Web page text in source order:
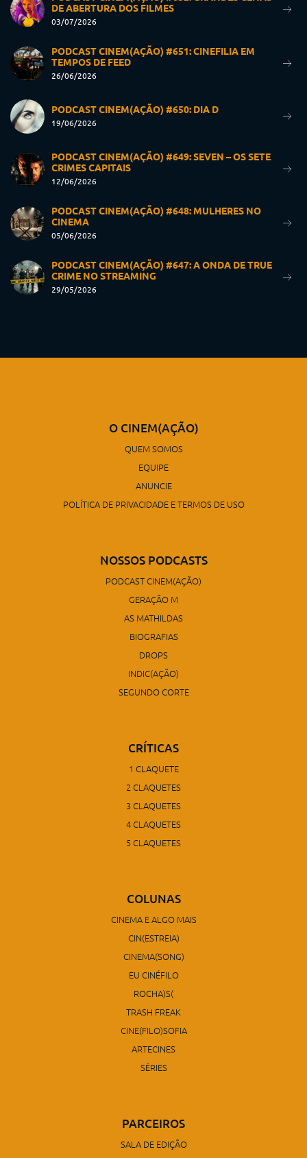
DE ABERTURA DOS FILMES
03/07/2026
PODCAST CINEM(AÇÃO) #651: CINEFILIA EM
TEMPOS DE FEED
26/06/2026
PODCAST CINEM(AÇÃO) #650: DIA D
19/06/2026
PODCAST CINEM(AÇÃO) #649: SEVEN – OS SETE
CRIMES CAPITAIS
12/06/2026
PODCAST CINEM(AÇÃO) #648: MULHERES NO
CINEMA
05/06/2026
PODCAST CINEM(AÇÃO) #647: A ONDA DE TRUE
CRIME NO STREAMING
29/05/2026
O CINEM(AÇÃO)
QUEM SOMOS
EQUIPE
ANUNCIE
POLÍTICA DE PRIVACIDADE E TERMOS DE USO
NOSSOS PODCASTS
PODCAST CINEM(AÇÃO)
GERAÇÃO M
AS MATHILDAS
BIOGRAFIAS
DROPS
INDIC(AÇÃO)
SEGUNDO CORTE
CRÍTICAS
1 CLAQUETE
2 CLAQUETES
3 CLAQUETES
4 CLAQUETES
5 CLAQUETES
COLUNAS
CINEMA E ALGO MAIS
CIN(ESTREIA)
CINEMA(SONG)
EU CINÉFILO
ROCHA)S(
TRASH FREAK
CINE(FILO)SOFIA
ARTECINES
SÉRIES
PARCEIROS
SALA DE EDIÇÃO